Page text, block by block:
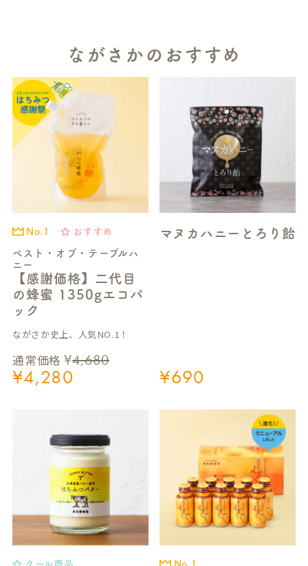
ながさかのおすすめ
ベスト・オブ・テーブルハ
ニー
【感謝価格】二代目
の蜂蜜 1350gエコパ
ック
No.1 おすすめ
通常価格 ¥4,680
¥4,280
ながさか史上、人気NO.1！
マヌカハニーとろり飴
¥690
クール商品